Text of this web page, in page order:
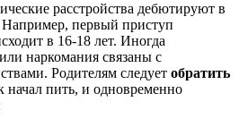
расстройства дебютируют в
Например, первый приступ
в 16-18 лет. Иногда
наркомания связаны с
Родителям следует обратить
начал пить, и одновременно